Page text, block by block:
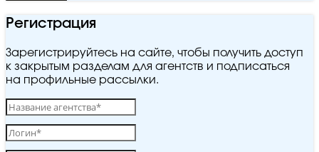
Регистрация
Зарегистрируйтесь на сайте, чтобы получить доступ
к закрытым разделам для агентств и подписаться
на профильные рассылки.